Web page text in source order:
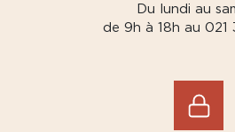
Du lundi au
de 9h à 18h au 021